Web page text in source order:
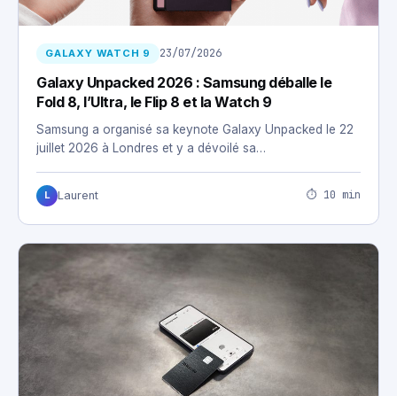
GALAXY WATCH 9 23/07/2026
Galaxy Unpacked 2026 : Samsung déballe le
Fold 8, l’Ultra, le Flip 8 et la Watch 9
Samsung a organisé sa keynote Galaxy Unpacked le 22
juillet 2026 à Londres et y a dévoilé sa…
L Laurent ⏱ 10 min